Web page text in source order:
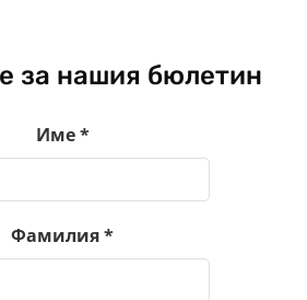
за нашия бюлетин
Име*
Фамилия*